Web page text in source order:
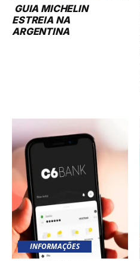
GUIA MICHELIN
ESTREIA NA
ARGENTINA
INFORMAÇÕES